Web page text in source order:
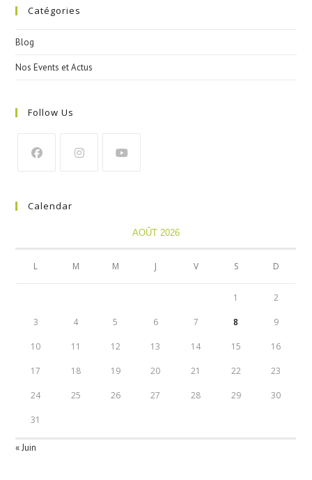
Catégories
Blog
Nos Events et Actus
Follow Us
Calendar
AOÛT 2026
L M M J V S D
1 2
3 4 5 6 7 8 9
10 11 12 13 14 15 16
17 18 19 20 21 22 23
24 25 26 27 28 29 30
31
« Juin